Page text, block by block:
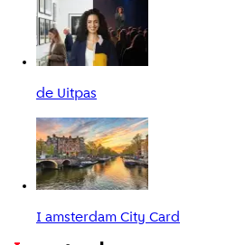
de Uitpas
I amsterdam City Card